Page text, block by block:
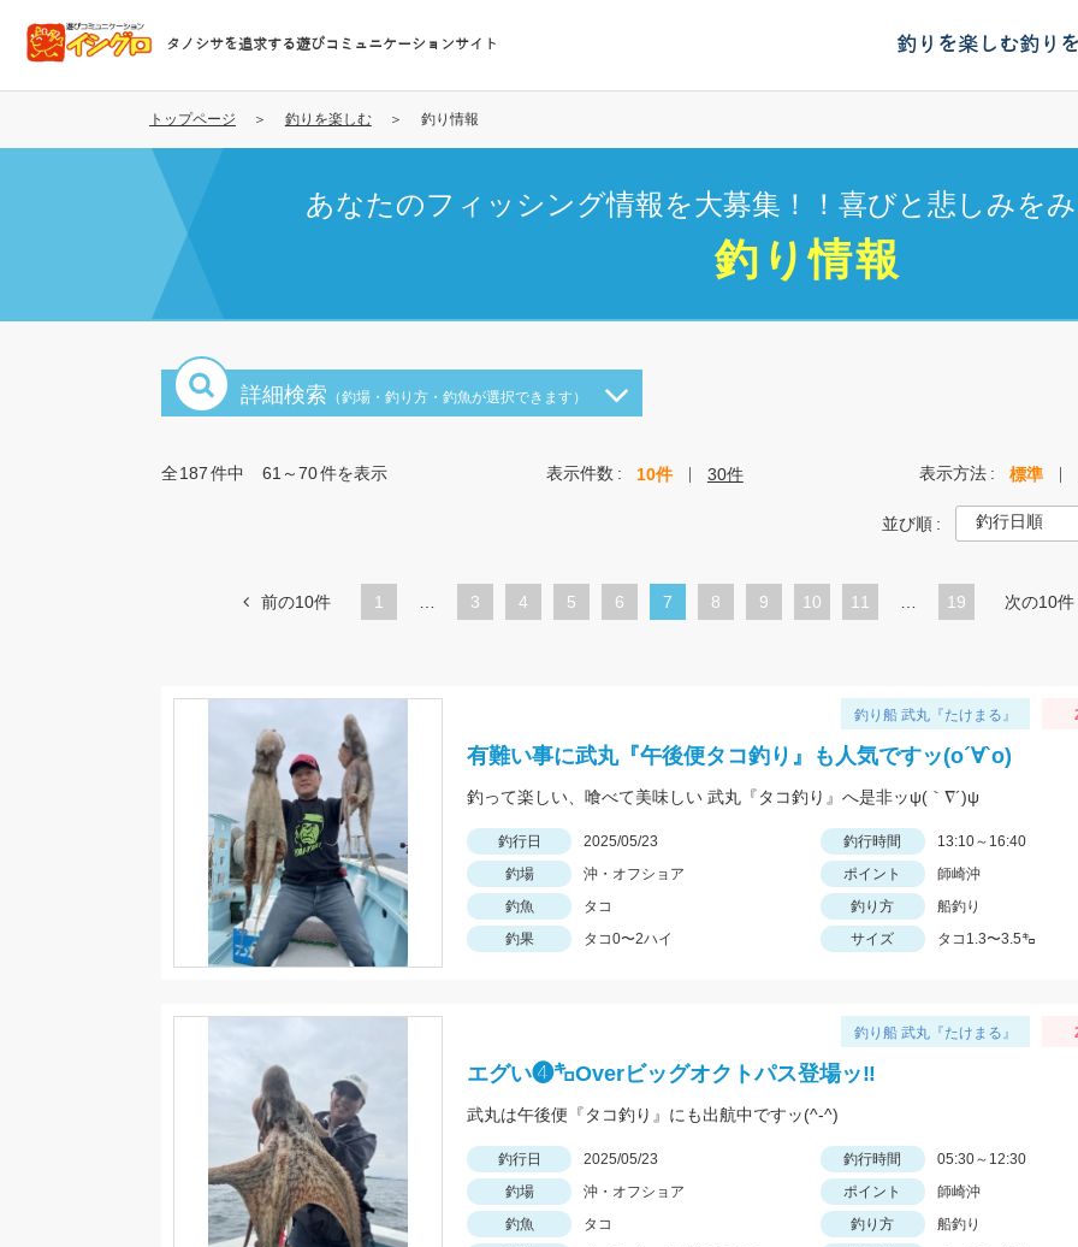
コ
テ
タノシサを追求する遊びコミュニケーションサイト 釣りを楽しむ釣り
トップページ 釣りを楽しむ 釣り情報
あなたのフィッシング情報を大募集！！喜びと悲しみをみ
釣り情報
詳細検索 （釣場・釣り方・釣魚が選択できます）
全187件中 61～70件を表示 表示件数 10件 30件 表示方法 標準
並び順
前の10件 1
ペ
3
ペ
4
ペ
5
ペ
6
カ
ペ
7
ペ
8
ペ
9
ペ
10
ペ
11 19 次の10件
釣り船 武丸『たけまる』
有難い事に武丸『午後便タコ釣り』も人気ですッ(о´∀`о)
釣って楽しい、喰べて美味しい 武丸『タコ釣り』へ是非ッψ(｀∇´)ψ
釣行日 2025/05/23 釣行時間
13:10～16:40
釣場
沖・オフショア ポイント
師崎沖
釣魚
タコ 釣り方
船釣り
釣果
タコ0〜2ハイ サイズ タコ1.3〜3.5㌔
釣り船 武丸『たけまる』
エグい❹㌔Overビッグオクトパス登場ッ‼︎
武丸は午後便『タコ釣り』にも出航中ですッ(^-^)
釣行日 2025/05/23 釣行時間
05:30～12:30
釣場
沖・オフショア ポイント
師崎沖
釣魚
タコ 釣り方
船釣り